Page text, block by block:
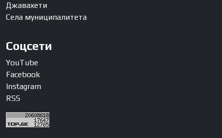
Джавахети
Села муниципалитета
Соцсети
YouTube
Facebook
Instagram
RSS